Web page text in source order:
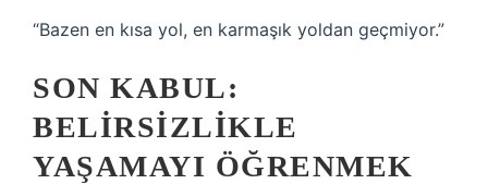
“Bazen en kısa yol, en karmaşık yoldan geçmiyor.”
SON KABUL:
BELIRSIZLIKLE
YAŞAMAYI ÖĞRENMEK